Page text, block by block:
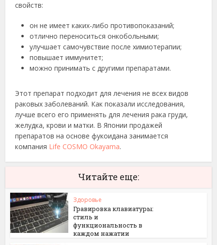
свойств:
он не имеет каких-либо противопоказаний;
отлично переноситься онкобольными;
улучшает самочувствие после химиотерапии;
повышает иммунитет;
можно принимать с другими препаратами.
Этот препарат подходит для лечения не всех видов
раковых заболеваний. Как показали исследования,
лучше всего его применять для лечения рака груди,
желудка, крови и матки. В Японии продажей
препаратов на основе фукоидана занимается
компания Life COSMO Okayama.
Читайте еще:
Здоровье
Гравировка клавиатуры:
стиль и
функциональность в
каждом нажатии